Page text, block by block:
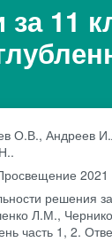
11
О.В., Андреев
2021
решения
Л.М.,
часть 1, 2.